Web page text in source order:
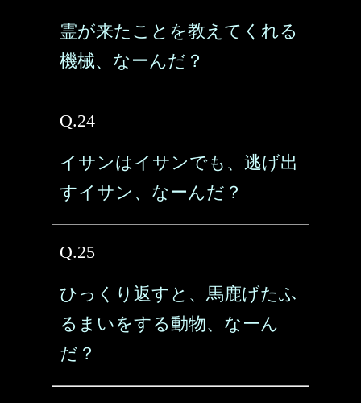
霊が来たことを教えてくれる
機械、なーんだ？
Q.24
イサンはイサンでも、逃げ出
すイサン、なーんだ？
Q.25
ひっくり返すと、馬鹿げたふ
るまいをする動物、なーん
だ？